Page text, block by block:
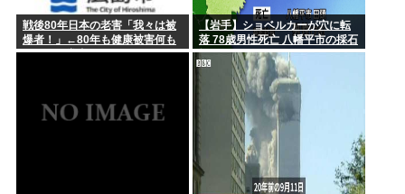
戦後80年日本の老害「我々は被
爆者！」←80年も健康被害何も
なきゃ健常者やろ
【岩手】ショベルカーが穴に転
落 78歳男性死亡 八幡平市の採石
場